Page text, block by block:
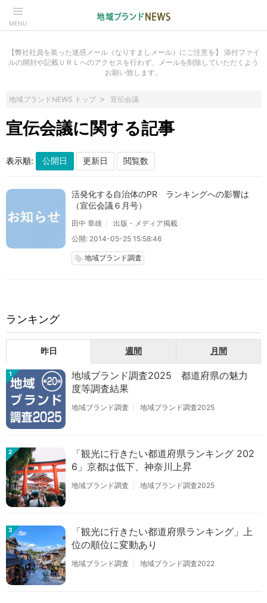
MENU
【弊社社員を装った迷惑メール（なりすましメール）にご注意を】 添付ファイ
ルの開封や記載ＵＲＬへのアクセスを行わず、メールを削除していただくよう
お願い致します。
地域ブランドNEWS トップ 宣伝会議
宣伝会議に関する記事
表示順:
活発化する自治体のPR ランキングへの影響は
（宣伝会議６月号）
田中 章雄
出版・メディア掲載
公開: 2014-05-25 15:58:46
local_offer 地域ブランド調査
ランキング
昨日 週間 月間
1
地域ブランド調査2025 都道府県の魅力
度等調査結果
地域ブランド調査 地域ブランド調査2025
2
「観光に行きたい都道府県ランキング 202
6」京都は低下、神奈川上昇
地域ブランド調査 地域ブランド調査2025
3
「観光に行きたい都道府県ランキング」上
位の順位に変動あり
地域ブランド調査 地域ブランド調査2022